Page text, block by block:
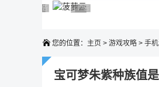
广告 商业广告，理性选择
广告 商业广告，理性选择
广告 商业广告，理性选择广告 商业广告，理性选择
广告 商业广告，理性选择
您的位置： 主页 > 游戏攻略 > 手
宝可梦朱紫种族值